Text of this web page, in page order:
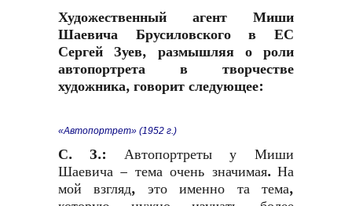
Художественный агент Миши
Шаевича Брусиловского в ЕС
Сергей Зуев, размышляя о роли
автопортрета в творчестве
художника, говорит следующее:
«Автопортрет» (1952 г.)
С. З.:
Автопортреты у Миши
Шаевича – тема очень значимая. На
мой взгляд, это именно та тема,